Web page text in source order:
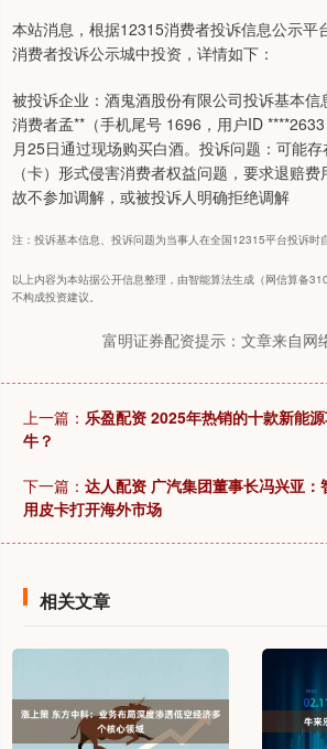
本站消息，根据12315消费者投诉信息公示平
消费者投诉公示城中投资，详情如下：
被投诉企业：酒鬼酒股份有限公司投诉基本信
消费者孟**（手机尾号 1696，用户ID
月25日通过现场购买白酒。投诉问题：可能
（卡）形式侵害消费者权益问题，要求退赔
故不参加调解，或被投诉人明确拒绝调解
注：投诉基本信息、投诉问题为当事人在全国12315平台投诉时
以上内容为本站据公开信息整理，由智能算法生成（网信算备
不构成投资建议。
富明证券配资提示：文章来自网
上一篇： 乐盈配资 2025年热销的十款新能
牛？
下一篇： 达人配资 广汽集团董事长冯兴亚
用皮卡打开海外市场
相关文章